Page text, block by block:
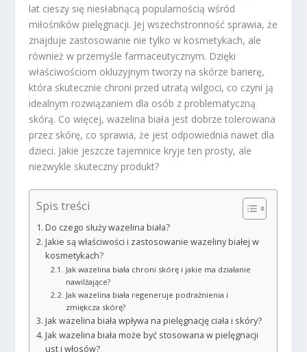
lat cieszy się niesłabnącą popularnością wśród
miłośników pielęgnacji. Jej wszechstronność sprawia, że
znajduje zastosowanie nie tylko w kosmetykach, ale
również w przemyśle farmaceutycznym. Dzięki
właściwościom okluzyjnym tworzy na skórze barierę,
która skutecznie chroni przed utratą wilgoci, co czyni ją
idealnym rozwiązaniem dla osób z problematyczną
skórą. Co więcej, wazelina biała jest dobrze tolerowana
przez skórę, co sprawia, że jest odpowiednia nawet dla
dzieci. Jakie jeszcze tajemnice kryje ten prosty, ale
niezwykle skuteczny produkt?
Spis treści
Do czego służy wazelina biała?
Jakie są właściwości i zastosowanie wazeliny białej w
kosmetykach?
Jak wazelina biała chroni skórę i jakie ma działanie
nawilżające?
Jak wazelina biała regeneruje podrażnienia i
zmiękcza skórę?
Jak wazelina biała wpływa na pielęgnację ciała i skóry?
Jak wazelina biała może być stosowana w pielęgnacji
ust i włosów?